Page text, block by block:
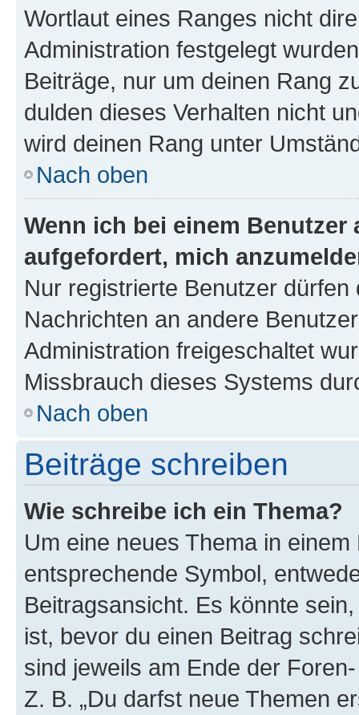
Wortlaut eines Ranges nicht
Administration festgelegt
Beiträge, nur um deinen Rang
dulden dieses Verhalten nicht
wird deinen Rang unter
Nach oben
Wenn ich bei einem
aufgefordert, mich
Nur registrierte Benutzer
Nachrichten an andere
Administration freigeschaltet
Missbrauch dieses Systems
Nach oben
Beiträge schreiben
Wie schreibe ich ein Thema?
Um eine neues Thema in
entsprechende Symbol,
Beitragsansicht. Es könnte
ist, bevor du einen Beitrag
sind jeweils am Ende der
Z. B. „Du darfst neue Themen